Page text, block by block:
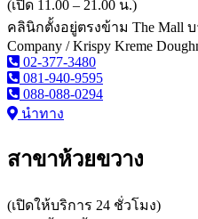
(เปิด 11.00 – 21.00 น.)
คลินิกตั้งอยู่ตรงข้าม The Mall บ
Company / Krispy Kreme
02-377-3480
081-940-9595
088-088-0294
นำทาง
สาขาห้วยขวาง
(เปิดให้บริการ 24 ชั่วโมง)